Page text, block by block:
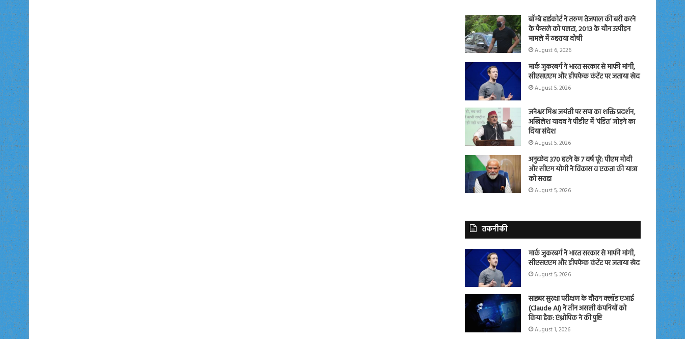
बॉम्बे हाईकोर्ट ने तरुण तेजपाल की बरी करने
के फैसले को पलटा, 2013 के यौन उत्पीड़न
मामले में ठहराया दोषी
August 6, 2026
मार्क जुकरबर्ग ने भारत सरकार से माफी मांगी,
सीएसएएम और डीपफेक कंटेंट पर जताया खेद
August 5, 2026
जनेश्वर मिश्र जयंती पर सपा का शक्ति प्रदर्शन,
अखिलेश यादव ने पीडीए में ‘पंडित’ जोड़ने का
दिया संदेश
August 5, 2026
अनुच्छेद 370 हटने के 7 वर्ष पूरे: पीएम मोदी
और सीएम योगी ने विकास व एकता की यात्रा
को सराहा
August 5, 2026
तकनीकी
मार्क जुकरबर्ग ने भारत सरकार से माफी मांगी,
सीएसएएम और डीपफेक कंटेंट पर जताया खेद
August 5, 2026
साइबर सुरक्षा परीक्षण के दौरान क्लॉड एआई
(Claude AI) ने तीन असली कंपनियों को
किया हैक: एंथ्रोपिक ने की पुष्टि
August 1, 2026